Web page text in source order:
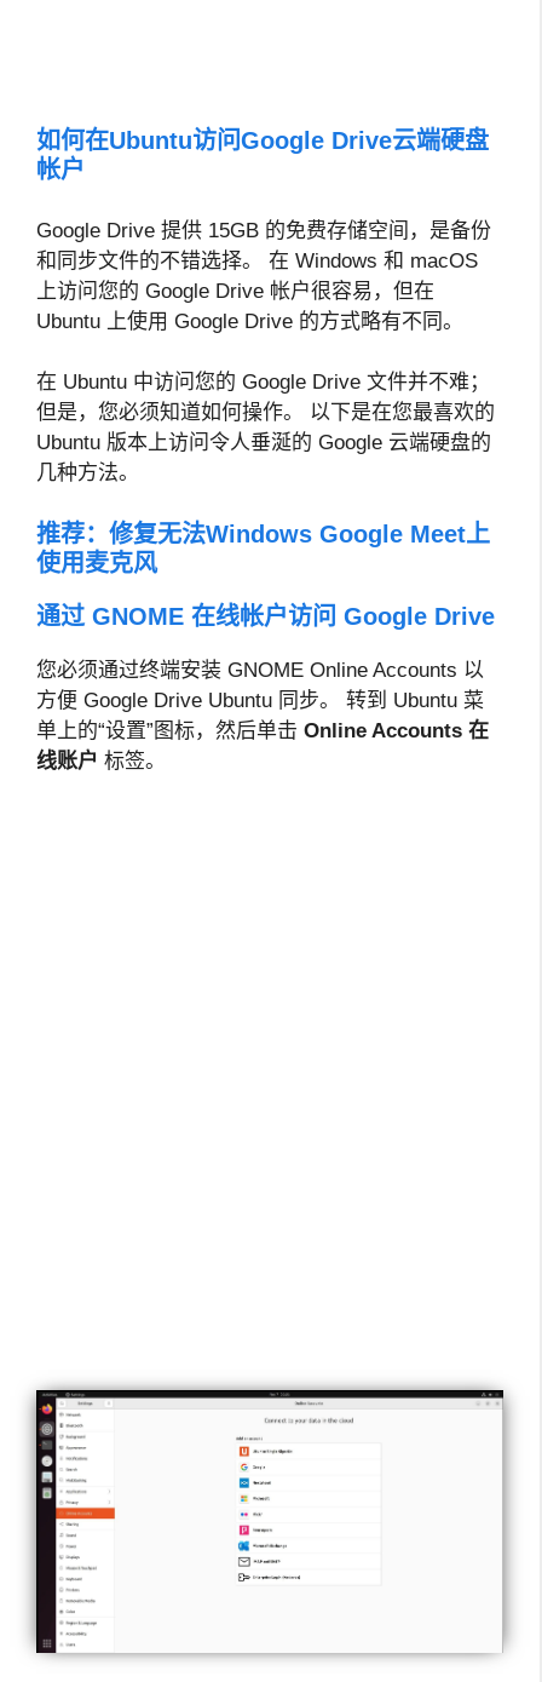
如何在Ubuntu访问Google Drive云端硬盘
帐户
Google Drive 提供 15GB 的免费存储空间，是备份
和同步文件的不错选择。 在 Windows 和 macOS
上访问您的 Google Drive 帐户很容易，但在
Ubuntu 上使用 Google Drive 的方式略有不同。
在 Ubuntu 中访问您的 Google Drive 文件并不难；
但是，您必须知道如何操作。 以下是在您最喜欢的
Ubuntu 版本上访问令人垂涎的 Google 云端硬盘的
几种方法。
推荐： 修复无法Windows Google Meet上
使用麦克风
通过 GNOME 在线帐户访问 Google Drive
您必须通过终端安装 GNOME Online Accounts 以
方便 Google Drive Ubuntu 同步。 转到 Ubuntu 菜
单上的“设置”图标，然后单击 Online Accounts 在
线账户 标签。